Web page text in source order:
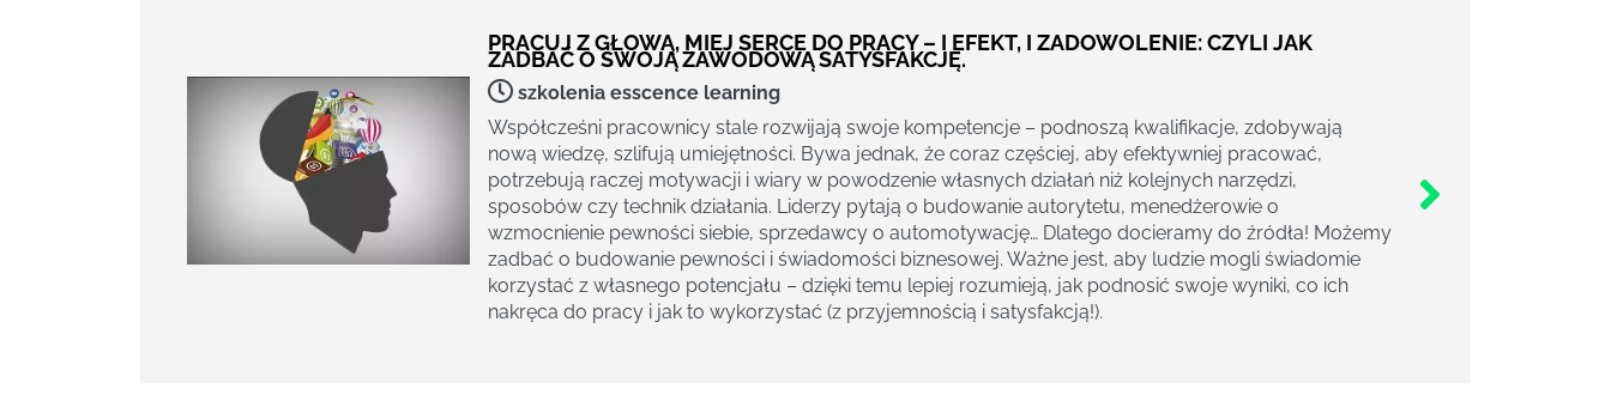
PRACUJ Z GŁOWĄ, MIEJ SERCE DO PRACY – I EFEKT, I ZADOWOLENIE: CZYLI JAK
ZADBAĆ O SWOJĄ ZAWODOWĄ SATYSFAKCJĘ.
szkolenia esscence learning
Współcześni pracownicy stale rozwijają swoje kompetencje – podnoszą kwalifikacje, zdobywają
nową wiedzę, szlifują umiejętności. Bywa jednak, że coraz częściej, aby efektywniej pracować,
potrzebują raczej motywacji i wiary w powodzenie własnych działań niż kolejnych narzędzi,
sposobów czy technik działania. Liderzy pytają o budowanie autorytetu, menedżerowie o
wzmocnienie pewności siebie, sprzedawcy o automotywację… Dlatego docieramy do źródła! Możemy
zadbać o budowanie pewności i świadomości biznesowej. Ważne jest, aby ludzie mogli świadomie
korzystać z własnego potencjału – dzięki temu lepiej rozumieją, jak podnosić swoje wyniki, co ich
nakręca do pracy i jak to wykorzystać (z przyjemnością i satysfakcją!).